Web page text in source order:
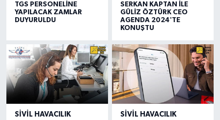
TGS PERSONELİNE
YAPILACAK ZAMLAR
DUYURULDU
SERKAN KAPTAN İLE
GÜLİZ ÖZTÜRK CEO
AGENDA 2024'TE
KONUŞTU
SIVIL HAVACILIK SIVIL HAVACILIK